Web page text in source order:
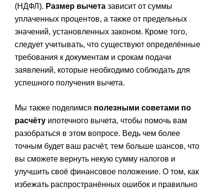
(НДФЛ). Размер вычета зависит от суммы
уплаченных процентов, а также от предельных
значений, установленных законом. Кроме того,
следует учитывать, что существуют определённые
требования к документам и срокам подачи
заявлений, которые необходимо соблюдать для
успешного получения вычета.
Мы также поделимся полезными советами по
расчёту ипотечного вычета, чтобы помочь вам
разобраться в этом вопросе. Ведь чем более
точным будет ваш расчёт, тем больше шансов, что
вы сможете вернуть некую сумму налогов и
улучшить своё финансовое положение. О том, как
избежать распространённых ошибок и правильно